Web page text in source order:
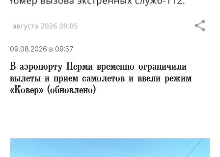
09.08.2026 в 09:57
В аэропорту Перми временно ограничили
вылеты и прием самолетов и ввели режим
«Ковер» (обновлено)